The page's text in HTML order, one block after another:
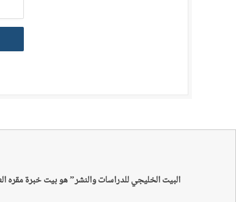
البيت الخليجي للدراسات والنشر” هو بيت خبرة مقره